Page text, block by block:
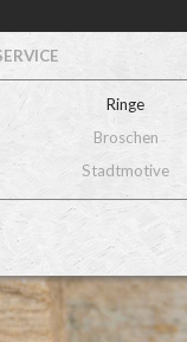
Ringe
Broschen
Stadtmotive